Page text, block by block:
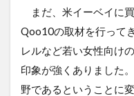
まだ、米イーベイに
Qoo10の取材を行って
レルなど若い女性向け
印象が強くありました
野であるということに